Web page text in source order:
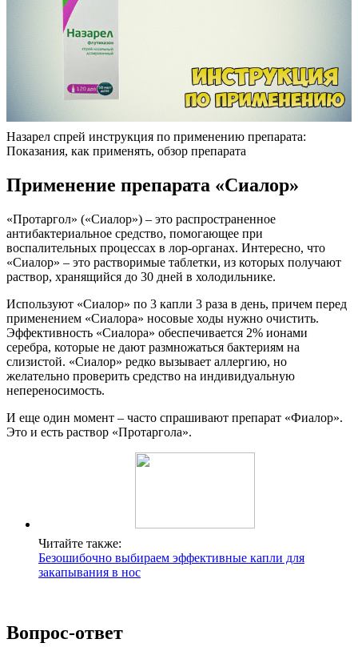
Назарел спрей инструкция по применению препарата:
Показания, как применять, обзор препарата
Применение препарата «Сиалор»
«Протаргол» («Сиалор») – это распространенное
антибактериальное средство, помогающее при
воспалительных процессах в лор-органах. Интересно, что
«Сиалор» – это растворимые таблетки, из которых получают
раствор, хранящийся до 30 дней в холодильнике.
Используют «Сиалор» по 3 капли 3 раза в день, причем перед
применением «Сиалора» носовые ходы нужно очистить.
Эффективность «Сиалора» обеспечивается 2% ионами
серебра, которые не дают размножаться бактериям на
слизистой. «Сиалор» редко вызывает аллергию, но
желательно проверить средство на индивидуальную
непереносимость.
И еще один момент – часто спрашивают препарат «Фиалор».
Это и есть раствор «Протаргола».
Читайте также:
Безошибочно выбираем эффективные капли для
закапывания в нос
Вопрос-ответ